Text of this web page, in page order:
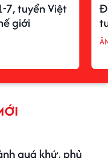
7, tuyển Việt
giới
quá khứ, phủ